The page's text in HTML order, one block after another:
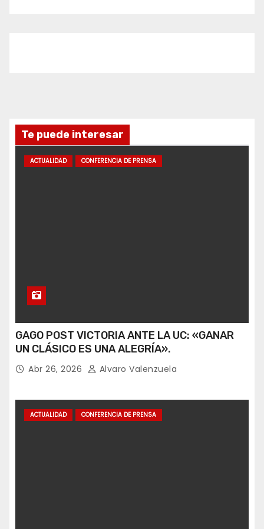
Te puede interesar
ACTUALIDAD CONFERENCIA DE PRENSA
GAGO POST VICTORIA ANTE LA UC: «GANAR
UN CLÁSICO ES UNA ALEGRÍA».
Abr 26, 2026 Alvaro Valenzuela
ACTUALIDAD CONFERENCIA DE PRENSA